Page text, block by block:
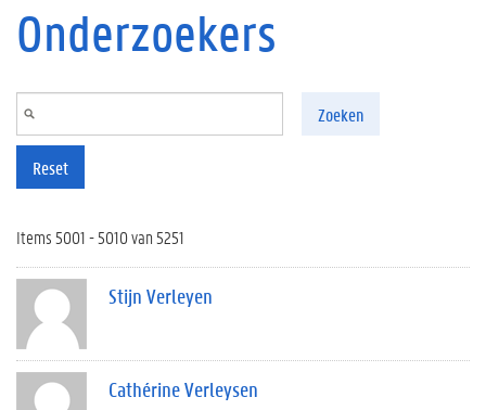
Onderzoekers
Zoeken
Reset
Items 5001 - 5010 van 5251
Stijn Verleyen
Cathérine Verleysen